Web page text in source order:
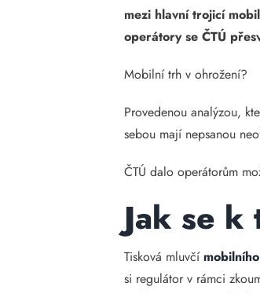
mezi hlavní trojicí
operátory se ČTÚ
Mobilní trh v ohrožení?
Provedenou analýzou,
sebou mají nepsanou
ČTÚ dalo operátorům
Jak se
Tisková mluvčí
si regulátor v rámci